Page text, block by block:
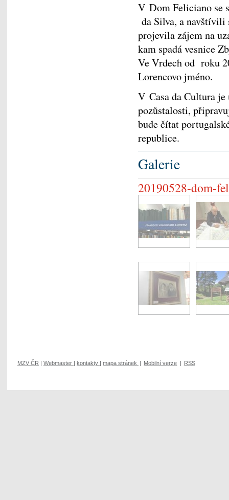
V Dom Feliciano se
da Silva, a navštívili
projevila zájem na
kam spadá vesnice
Ve Vrdech od roku
Lorencovo jméno.
V Casa da Cultura je
pozůstalosti,
bude čítat
republice.
Galerie
20190528-dom-
MZV ČR Webmaster kontakty mapa stránek Mobilní verze RSS